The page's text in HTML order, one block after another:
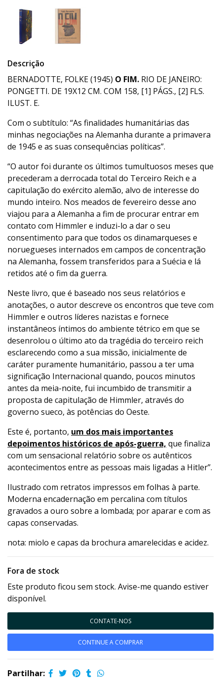
Descrição
BERNADOTTE, FOLKE (1945) O FIM. RIO DE JANEIRO:
PONGETTI. DE 19X12 CM. COM 158, [1] PÁGS., [2] FLS.
ILUST. E.
Com o subtítulo: “As finalidades humanitárias das
minhas negociações na Alemanha durante a primavera
de 1945 e as suas consequências políticas”.
“O autor foi durante os últimos tumultuosos meses que
precederam a derrocada total do Terceiro Reich e a
capitulação do exército alemão, alvo de interesse do
mundo inteiro. Nos meados de fevereiro desse ano
viajou para a Alemanha a fim de procurar entrar em
contato com Himmler e induzi-lo a dar o seu
consentimento para que todos os dinamarqueses e
noruegueses internados em campos de concentração
na Alemanha, fossem transferidos para a Suécia e lá
retidos até o fim da guerra.
Neste livro, que é baseado nos seus relatórios e
anotações, o autor descreve os encontros que teve com
Himmler e outros líderes nazistas e fornece
instantâneos íntimos do ambiente tétrico em que se
desenrolou o último ato da tragédia do terceiro reich
esclarecendo como a sua missão, inicialmente de
caráter puramente humanitário, passou a ter uma
significação Internacional quando, poucos minutos
antes da meia-noite, fui incumbido de transmitir a
proposta de capitulação de Himmler, através do
governo sueco, às potências do Oeste.
Este é, portanto, um dos mais importantes
depoimentos históricos de após-guerra, que finaliza
com um sensacional relatório sobre os autênticos
acontecimentos entre as pessoas mais ligadas a Hitler”.
Ilustrado com retratos impressos em folhas à parte.
Moderna encadernação em percalina com títulos
gravados a ouro sobre a lombada; por aparar e com as
capas conservadas.
nota: miolo e capas da brochura amarelecidas e acidez.
Fora de stock
Este produto ficou sem stock. Avise-me quando estiver
disponível.
CONTATE-NOS
CONTINUE A COMPRAR
Partilhar: